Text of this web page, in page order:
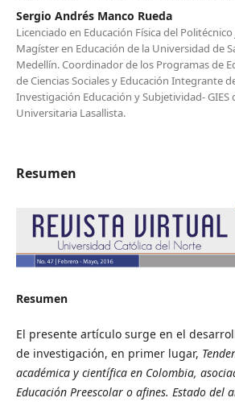
Sergio Andrés Manco Rueda
Licenciado en Educación Física del Politécnico
Magíster en Educación de la Universidad de
Medellín. Coordinador de los Programas de
de Ciencias Sociales y Educación Integrante
Investigación Educación y Subjetividad- GIES
Universitaria Lasallista.
Resumen
Resumen
El presente artículo surge en el
de investigación, en primer lugar,
académica y científica en Colombia,
Educación Preescolar o afines. Estado del